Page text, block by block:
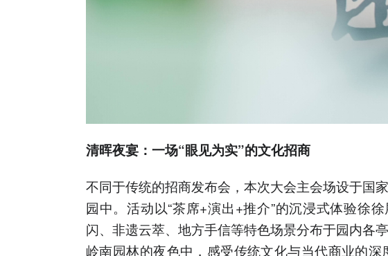
清晖夜宴：一场“眼见为实”的文化招商
不同于传统的招商发布会，本次大会主会场设于国
园中。活动以“茶席+演出+推介”的沉浸式体验徐
闪、非遗云萃、地方手信等特色场景分布于园内各
岭南园林的夜色中，感受传统文化与当代商业的深